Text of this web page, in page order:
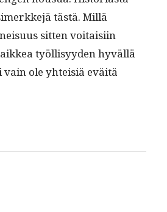
tästä. Mil­lä
sit­ten voitaisi­in
työl­lisyy­den hyväl­lä
vain ole yhteisiä eväitä